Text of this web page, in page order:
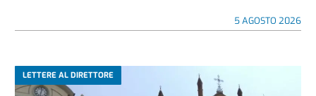
5 AGOSTO 2026
LETTERE AL DIRETTORE